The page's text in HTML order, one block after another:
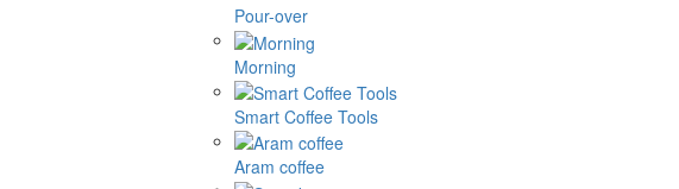
Pour-over
Morning
Smart Coffee Tools
Aram coffee